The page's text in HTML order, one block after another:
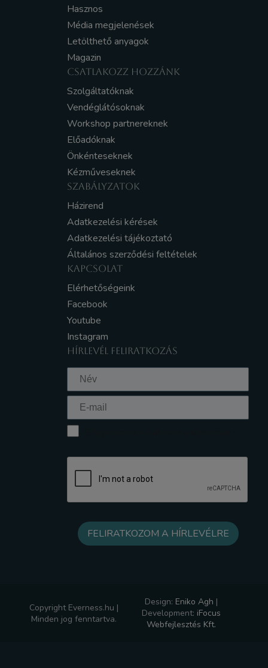
Hasznos
Média megjelenések
Letölthető anyagok
Magazin
CSATLAKOZZ HOZZÁNK
Szolgáltatóknak
Vendéglátósoknak
Workshop partnereknek
Előadóknak
Önkénteseknek
Kézműveseknek
SZABÁLYZATOK
Házirend
Adatkezelési kérések
Adatkezelési tájékoztató
Általános szerződési feltételek
KAPCSOLAT
Elérhetőségeink
Facebook
Youtube
Instagram
HÍRLEVÉL FELIRATKOZÁS
Copyright Everness.hu |
Minden jog fenntartva.
Design: Eniko Agh |
Development: iFocus
Webfejlesztés Kft.